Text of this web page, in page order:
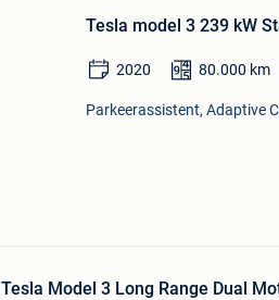
Tesla model 3 239 kW
2020 80.000 km
Parkeerassistent, Adaptive
Tesla Model 3 Long Range Dual